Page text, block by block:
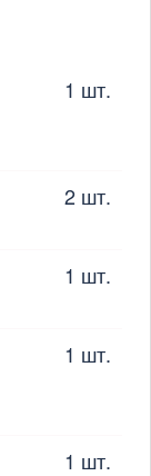
1 шт.
2 шт.
1 шт.
1 шт.
1 шт.